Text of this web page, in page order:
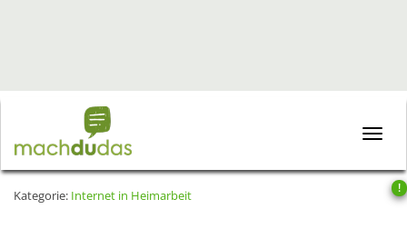
Toggle
!
Kategorie: Internet in Heimarbeit